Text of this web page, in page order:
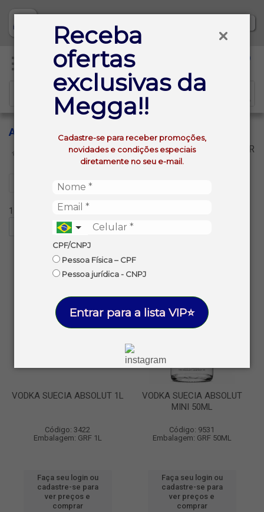
Receba
ofertas
exclusivas da
Megga!!
Cadastre-se para receber promoções,
novidades e condições especiais
diretamente no seu e-mail.
CPF/CNPJ
Pessoa Física – CPF
Pessoa jurídica - CNPJ
Entrar para a lista VIP⭐
ABSOLUT
VOLTAR
ABSOLUT
11 produtos ordenados por:
VODKA SUECIA ABSOLUT 1L
Código: 3422
Embalagem: GRF 1L
Faça seu login ou
cadastre-se para
ver preços e
comprar
VODKA SUECIA ABSOLUT
MINI 50ML
Código: 9531
Embalagem: GRF 50ML
Faça seu login ou
cadastre-se para
ver preços e
comprar